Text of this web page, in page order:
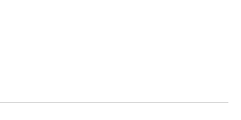
somit wertvoller für Herausgeber und
sind.